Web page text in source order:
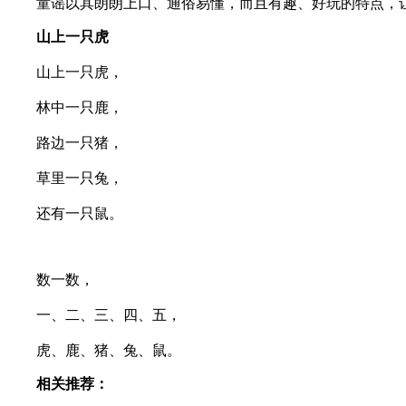
山上一只虎
山上一只虎，
林中一只鹿，
路边一只猪，
草里一只兔，
还有一只鼠。
数一数，
一、二、三、四、五，
虎、鹿、猪、兔、鼠。
相关推荐：